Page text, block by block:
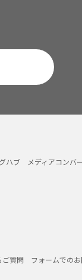
ハブ メディアコンバ
ご質問
フォームでの